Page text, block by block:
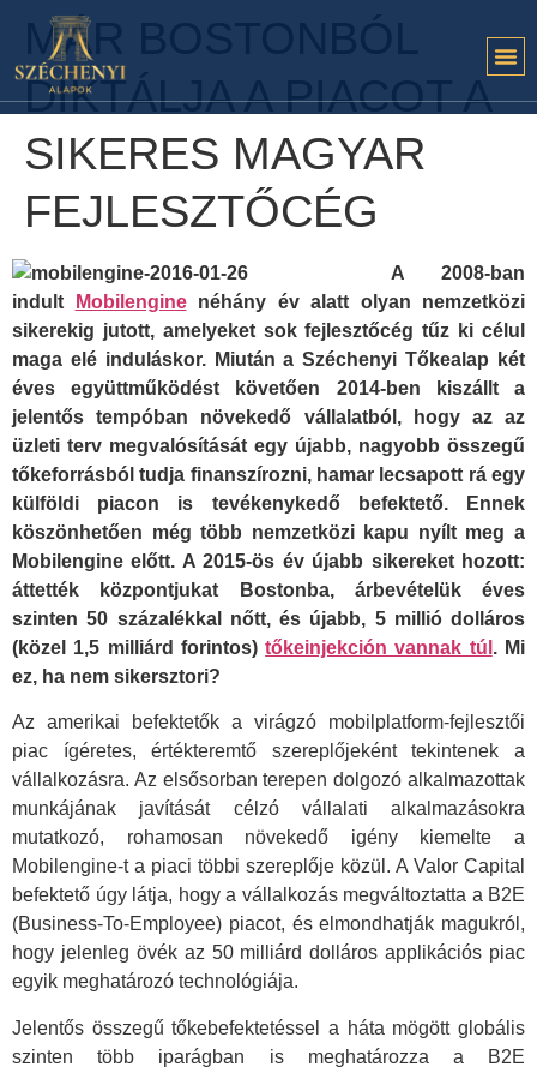
MÁR BOSTONBÓL
DIKTÁLJA A PIACOT A
SIKERES MAGYAR
FEJLESZTŐCÉG
A 2008-ban
indult
Mobilenginenéhány év alatt olyan nemzetközi
sikerekig jutott, amelyeket sok fejlesztőcég tűz ki célul
maga elé induláskor. Miután a Széchenyi Tőkealap két
éves együttműködést követően 2014-ben kiszállt a
jelentős tempóban növekedő vállalatból, hogy az az
üzleti terv megvalósítását egy újabb, nagyobb összegű
tőkeforrásból tudja finanszírozni, hamar lecsapott rá egy
külföldi piacon is tevékenykedő befektető. Ennek
köszönhetően még több nemzetközi kapu nyílt meg a
Mobilengine előtt. A 2015-ös év újabb sikereket hozott:
áttették központjukat Bostonba, árbevételük éves
szinten 50 százalékkal nőtt, és újabb, 5 millió dolláros
(közel 1,5 milliárd forintos)tőkeinjekción vannak túl . Mi
ez, ha nem sikersztori?
Az amerikai befektetők a virágzó mobilplatform-fejlesztői
piac ígéretes, értékteremtő szereplőjeként tekintenek a
vállalkozásra. Az elsősorban terepen dolgozó alkalmazottak
munkájának javítását célzó vállalati alkalmazásokra
mutatkozó, rohamosan növekedő igény kiemelte a
Mobilengine-t a piaci többi szereplője közül. A Valor Capital
befektető úgy látja, hogy a vállalkozás megváltoztatta a B2E
(Business-To-Employee) piacot, és elmondhatják magukról,
hogy jelenleg övék az 50 milliárd dolláros applikációs piac
egyik meghatározó technológiája.
Jelentős összegű tőkebefektetéssel a háta mögött globális
szinten több iparágban is meghatározza a B2E